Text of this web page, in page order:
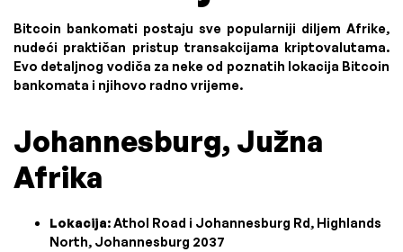
Bitcoin bankomati postaju sve popularniji diljem Afrike,
nudeći praktičan pristup transakcijama kriptovalutama.
Evo detaljnog vodiča za neke od poznatih lokacija Bitcoin
bankomata i njihovo radno vrijeme.
Johannesburg, Južna
Afrika
Lokacija: Athol Road i Johannesburg Rd, Highlands
North, Johannesburg 2037